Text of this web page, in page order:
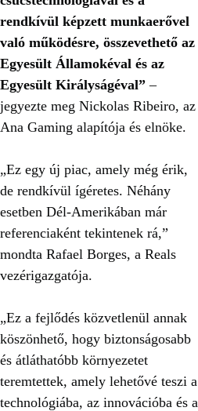
rendkívül képzett munkaerővel
való működésre, összevethető az
Egyesült Államokéval és az
Egyesült Királyságéval” –
jegyezte meg Nickolas Ribeiro, az
Ana Gaming alapítója és elnöke.
„Ez egy új piac, amely még érik,
de rendkívül ígéretes. Néhány
esetben Dél-Amerikában már
referenciaként tekintenek rá,”
mondta Rafael Borges, a Reals
vezérigazgatója.
„Ez a fejlődés közvetlenül annak
köszönhető, hogy biztonságosabb
és átláthatóbb környezetet
teremtettek, amely lehetővé teszi a
technológiába, az innovációba és a